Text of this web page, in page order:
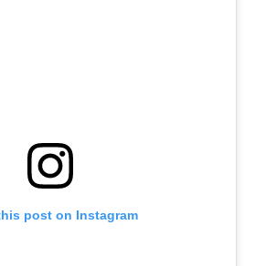
post on Instagram